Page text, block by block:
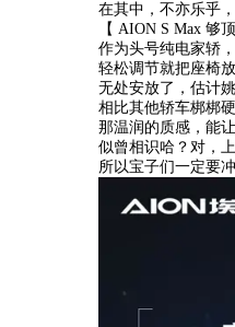
在其中，不亦乐乎
【 AION S Max 够
作为头号纯电家轿
轻松调节就把座椅
无处安放了，估计
相比其他轿车梆梆
那温润的质感，能
似曾相识哈？对，
所以宝子们一定要